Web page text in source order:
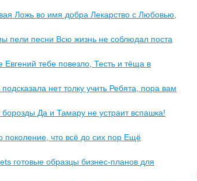
Ложь во имя добра Лекарство с Любовью,
пели песни Всю жизнь не соблюдал поста
тебе повезло, Тесть и тёща в
нет толку учить Ребята, пора вам
Да и Тамару не устраит вспашка!
поколение, что всё до сих пор Ещё
готовые образцы бизнес-планов для